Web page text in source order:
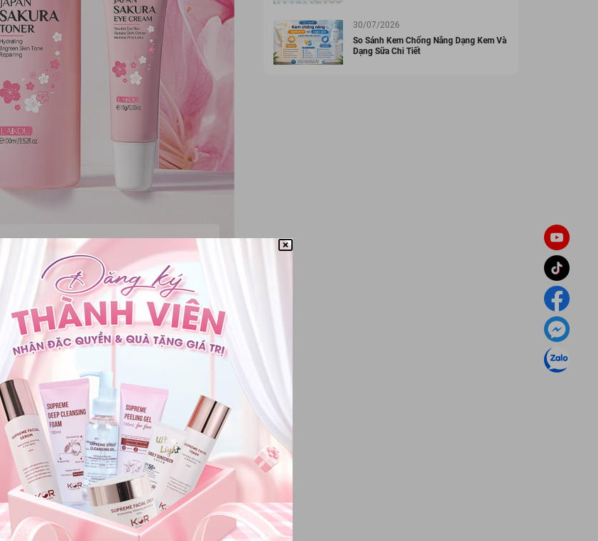
Laikou
ty TNHH Wei Sinda có trụ sở tại Quảng Đông.
rôm, phấn bột, bột giặt, muối tắm. Sau đó, họ mở
mức giá bình dân, phù hợp với túi tiền của nhiều
nhiều đối tượng khách hàng, đặc biệt là học sinh, sinh
của Laikou thường được thiết kế với bao bì bắt
kem trộn không?
trộn không?
bảng giá
30/07/2026
So Sánh Kem Chống Nắng Dạng Kem Và
Dạng Sữa Chi Tiết